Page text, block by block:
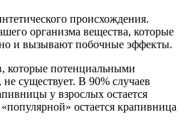
происхождения.
организма вещества, которые
и вызывают побочные эффекты.
которые потенциальными
существует. В 90% случаев
у взрослых остается
остается крапивница